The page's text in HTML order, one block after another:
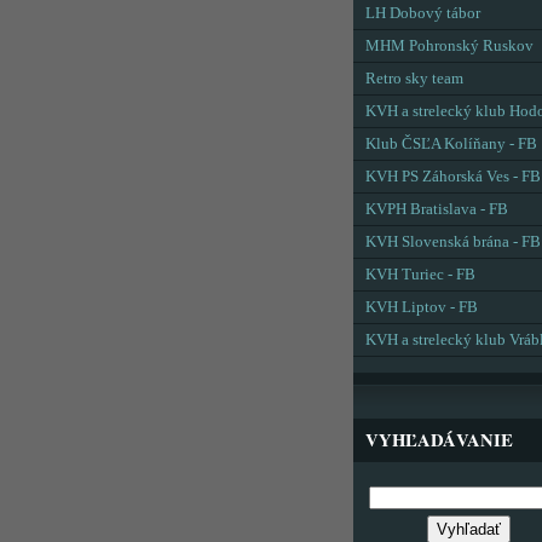
LH Dobový tábor
MHM Pohronský Ruskov
Retro sky team
KVH a strelecký klub
Klub ČSĽA Kolíňany - FB
KVH PS Záhorská Ves - FB
KVPH Bratislava - FB
KVH Slovenská brána - FB
KVH Turiec - FB
KVH Liptov - FB
KVH a strelecký klub
VYHĽADÁVANIE